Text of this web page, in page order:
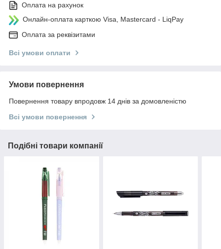
Оплата на рахунок
Онлайн-оплата карткою Visa, Mastercard - LiqPay
Оплата за реквізитами
Всі умови оплати
Умови повернення
Повернення товару впродовж 14 днів за домовленістю
Всі умови повернення
Подібні товари компанії